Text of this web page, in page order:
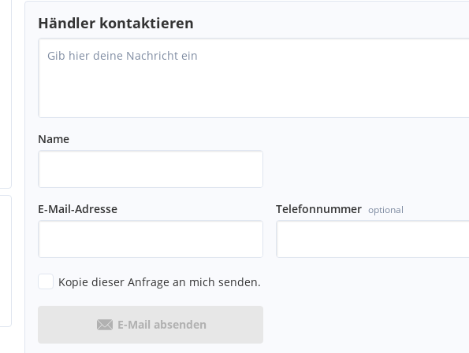
Händler kontaktieren
Name
E-Mail-Adresse Telefonnummer optional
Kopie dieser Anfrage an mich senden.
E-Mail absenden